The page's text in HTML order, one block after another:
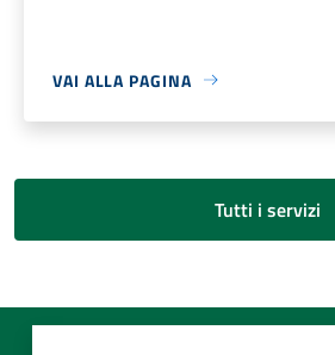
VAI ALLA PAGINA
Tutti i servizi